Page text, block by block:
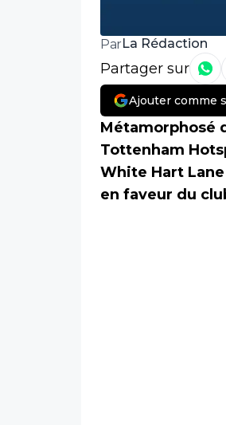
Par La Rédaction
Partager sur
Ajouter comme
Métamorphosé
Tottenham
White Hart
en faveur du